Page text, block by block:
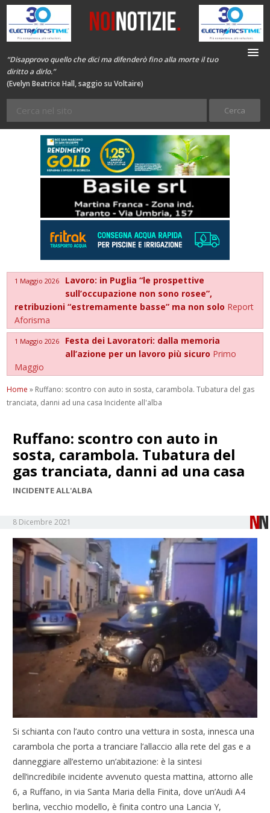
“Disapprovo quello che dici ma difenderò fino alla morte il tuo
diritto a dirlo.”
(Evelyn Beatrice Hall, saggio su Voltaire)
1 Maggio 2026
Lavoro: in Puglia “le prospettive
sull’occupazione non sono rosee”,
retribuzioni “estremamente basse” ma non solo Report
Aforisma
1 Maggio 2026
Festa dei Lavoratori: dalla memoria
all’azione per un lavoro più sicuro Primo
Maggio
Home » Ruffano: scontro con auto in sosta, carambola. Tubatura del gas
tranciata, danni ad una casa Incidente all'alba
Ruffano: scontro con auto in
sosta, carambola. Tubatura del
gas tranciata, danni ad una casa
INCIDENTE ALL'ALBA
8 Dicembre 2021
Si schianta con l’auto contro una vettura in sosta, innesca una
carambola che porta a tranciare l’allaccio alla rete del gas e a
danneggiare all’esterno un’abitazione: è la sintesi
dell’incredibile incidente avvenuto questa mattina, attorno alle
6, a Ruffano, in via Santa Maria della Finita, dove un’Audi A4
berlina, vecchio modello, è finita contro una Lancia Y,